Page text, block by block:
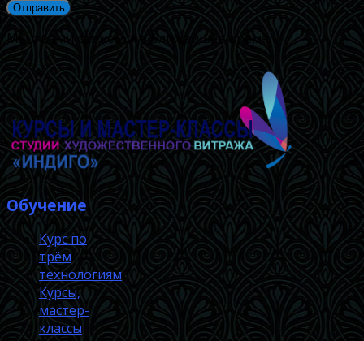
Мы с вами свяжемся в ближайшее время.
Обучение
Курс по
трём
технологиям
Курсы,
мастер-
классы